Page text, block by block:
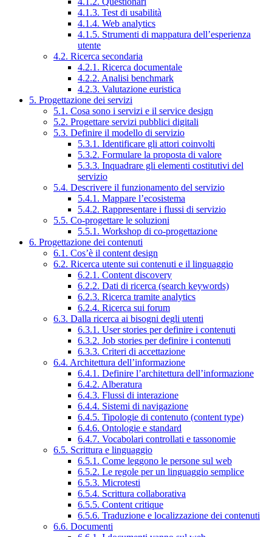
4.1.3. Test di usabilità
4.1.4. Web analytics
4.1.5. Strumenti di mappatura dell’esperienza
utente
4.2. Ricerca secondaria
4.2.1. Ricerca documentale
4.2.2. Analisi benchmark
4.2.3. Valutazione euristica
5. Progettazione dei servizi
5.1. Cosa sono i servizi e il service design
5.2. Progettare servizi pubblici digitali
5.3. Definire il modello di servizio
5.3.1. Identificare gli attori coinvolti
5.3.2. Formulare la proposta di valore
5.3.3. Inquadrare gli elementi costitutivi del
servizio
5.4. Descrivere il funzionamento del servizio
5.4.1. Mappare l’ecosistema
5.4.2. Rappresentare i flussi di servizio
5.5. Co-progettare le soluzioni
5.5.1. Workshop di co-progettazione
6. Progettazione dei contenuti
6.1. Cos’è il content design
6.2. Ricerca utente sui contenuti e il linguaggio
6.2.1. Content discovery
6.2.2. Dati di ricerca (search keywords)
6.2.3. Ricerca tramite analytics
6.2.4. Ricerca sui forum
6.3. Dalla ricerca ai bisogni degli utenti
6.3.1. User stories per definire i contenuti
6.3.2. Job stories per definire i contenuti
6.3.3. Criteri di accettazione
6.4. Architettura dell’informazione
6.4.1. Definire l’architettura dell’informazione
6.4.2. Alberatura
6.4.3. Flussi di interazione
6.4.4. Sistemi di navigazione
6.4.5. Tipologie di contenuto (content type)
6.4.6. Ontologie e standard
6.4.7. Vocabolari controllati e tassonomie
6.5. Scrittura e linguaggio
6.5.1. Come leggono le persone sul web
6.5.2. Le regole per un linguaggio semplice
6.5.3. Microtesti
6.5.4. Scrittura collaborativa
6.5.5. Content critique
6.5.6. Traduzione e localizzazione dei contenuti
6.6. Documenti